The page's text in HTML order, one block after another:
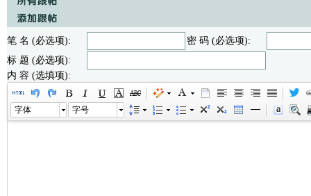
笔 名 (必选项):
密 码 (必选项):
标 题 (必选项):
内 容 (选填项):
字体 字号